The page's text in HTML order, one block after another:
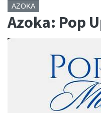
AZOKA
Azoka: Pop